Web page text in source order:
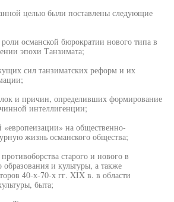
целью были поставлены следующие
османской бюрократии нового типа в
эпохи Танзимата;
сил танзиматских реформ и их
и причин, определивших формирование
интеллигенции;
на общественно-
жизнь османского общества;
старого и нового в
образования и культуры, а также
40-х-70-х гг. XIX в. в области
быта;